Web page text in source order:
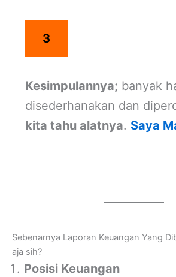
3
Kesimpulannya; banyak
disederhanakan dan
kita tahu alatnya. Saya
Sebenarnya Laporan Keuangan Yang
aja sih?
Posisi Keuangan